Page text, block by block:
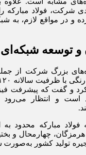
شرکت، فولاد مبارکه
و در مواقع لازم، به
و توسعه شبکه‌ای
۸ اشاره کرد و گفت که
۷۴ درصد است و انتظار
فولاد مبارکه محدود
چهارمحال و
تولید کشور به‌صورت